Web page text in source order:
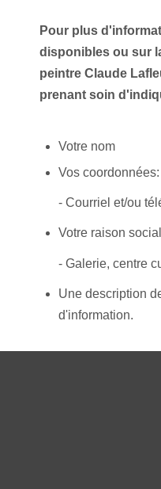
Pour plus
disponibles ou sur
peintre Claude
prenant soin
Votre nom
Vos coordonnées:
- Courriel et/ou
Votre raison
- Galerie, centre
Une description
d'information.